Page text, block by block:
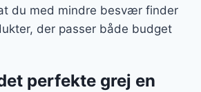
du med mindre besvær finder
der passer både budget
perfekte grej en